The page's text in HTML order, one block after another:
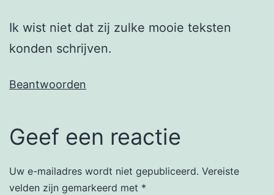
Ik wist niet dat zij zulke mooie teksten
konden schrijven.
Beantwoorden
Geef een reactie
Uw e-mailadres wordt niet gepubliceerd. Vereiste
velden zijn gemarkeerd met *